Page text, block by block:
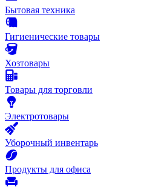
Бытовая техника
Гигиенические товары
Хозтовары
Товары для торговли
Электротовары
Уборочный инвентарь
Продукты для офиса